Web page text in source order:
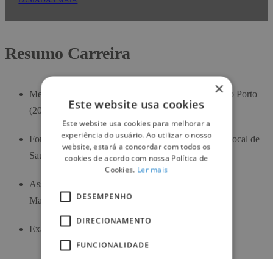
Resumo Carreira
​Mestrado Integrado em Medicina na Universidade do Porto
(2010 – 2016).
Formação Específica em Oftalmologia na Unidade Local de
Saúde de Matosinhos (2018 – 2022).
Assistente Hospitalar na Unidade Local de Saúde de
Matosinhos (desde 2022).
Exame Europeu de Oftalmologia (2022).
×
Este website usa cookies
Este website usa cookies para melhorar a
experiência do usuário. Ao utilizar o nosso
website, estará a concordar com todos os
cookies de acordo com nossa Política de
Cookies. Ler mais
DESEMPENHO
DIRECIONAMENTO
FUNCIONALIDADE